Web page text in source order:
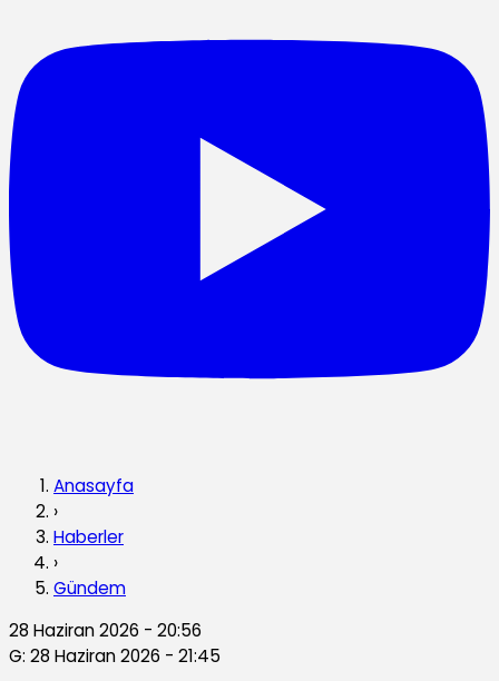
Anasayfa
›
Haberler
›
Gündem
28 Haziran 2026 - 20:56
G: 28 Haziran 2026 - 21:45